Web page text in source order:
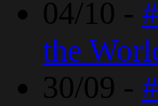
04/10 -
the
30/09 -